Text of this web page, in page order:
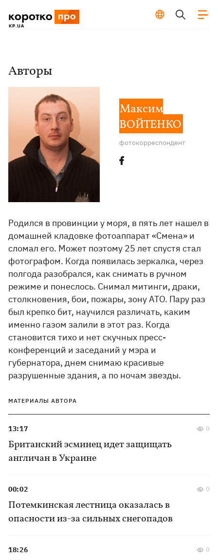
Авторы
Максим
ВОЙТЕНКО
фотокорреспондент
Родился в провинции у моря, в пять лет нашел в
домашней кладовке фотоаппарат «Смена» и
сломал его. Может поэтому 25 лет спустя стал
фотографом. Когда появилась зеркалка, через
полгода разобрался, как снимать в ручном
режиме и понеслось. Снимал митинги, драки,
столкновения, бои, пожары, зону АТО. Пару раз
был крепко бит, научился различать, каким
именно газом залили в этот раз. Когда
становится тихо и нет скучных пресс-
конференций и заседаний у мэра и
губернатора, днем снимаю красивые
разрушенные здания, а по ночам звезды.
МАТЕРИАЛЫ АВТОРА
Британский эсминец идет защищать
англичан в Украине
13:17 0
Потемкинская лестница оказалась в
опасности из-за сильных снегопадов
00:02 0
18:26 0